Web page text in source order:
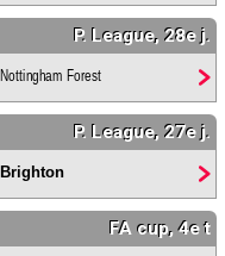
P. League, 28e j.
Nottingham Forest
P. League, 27e j.
Brighton
FA cup, 4e t